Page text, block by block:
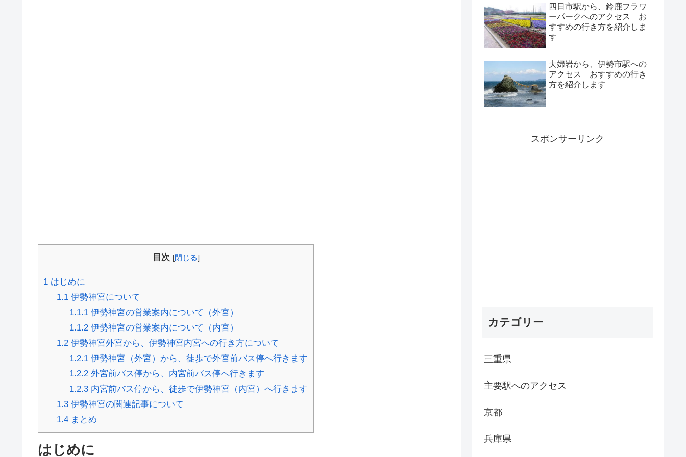
目次 [閉じる]
1 はじめに
1.1伊勢神宮について
1.1.1 伊勢神宮の営業案内について（外宮）
1.1.2 伊勢神宮の営業案内について（内宮）
1.2伊勢神宮外宮から、伊勢神宮内宮への行き方について
1.2.1 伊勢神宮（外宮）から、徒歩で外宮前バス停へ行きます
1.2.2 外宮前バス停から、内宮前バス停へ行きます
1.2.3 内宮前バス停から、徒歩で伊勢神宮（内宮）へ行きます
1.3伊勢神宮の関連記事について
1.4まとめ
はじめに
四日市駅から、鈴鹿フラワ
ーパークへのアクセス お
すすめの行き方を紹介しま
す
夫婦岩から、伊勢市駅への
アクセス おすすめの行き
方を紹介します
スポンサーリンク
カテゴリー
三重県
主要駅へのアクセス
京都
兵庫県